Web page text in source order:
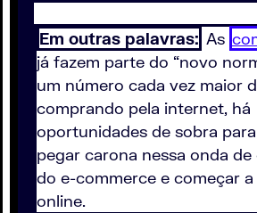
Em outras palavras: As
já fazem parte do “novo
um número cada vez maior
comprando pela internet, há
oportunidades de sobra
pegar carona nessa onda
do e-commerce e começar
online.